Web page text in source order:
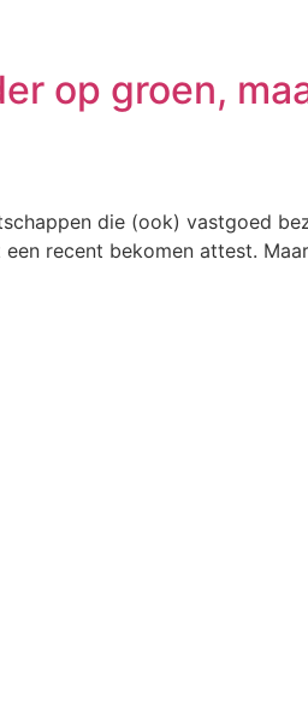
op groen,
die (ook) vastgoed
recent bekomen attest.